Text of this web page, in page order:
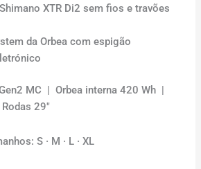
XTR Di2 sem fios e travões
da Orbea com espigão
MC | Orbea interna 420 Wh |
29″
S · M · L · XL